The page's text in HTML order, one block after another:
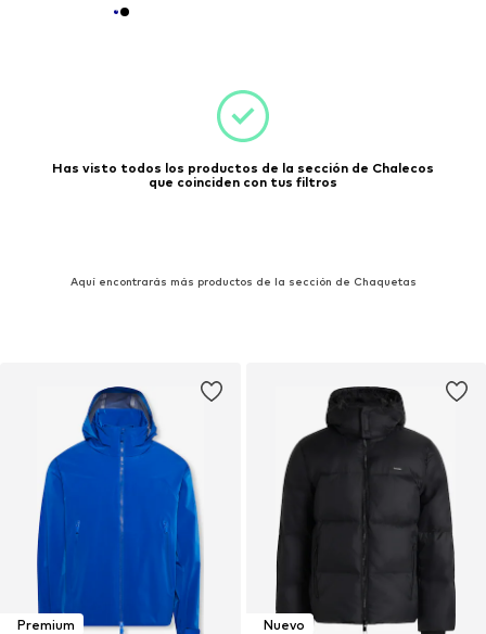
Has visto todos los productos de la sección de Chalecos
que coinciden con tus filtros
Aquí encontrarás más productos de la sección de Chaquetas
Premium
Nuevo